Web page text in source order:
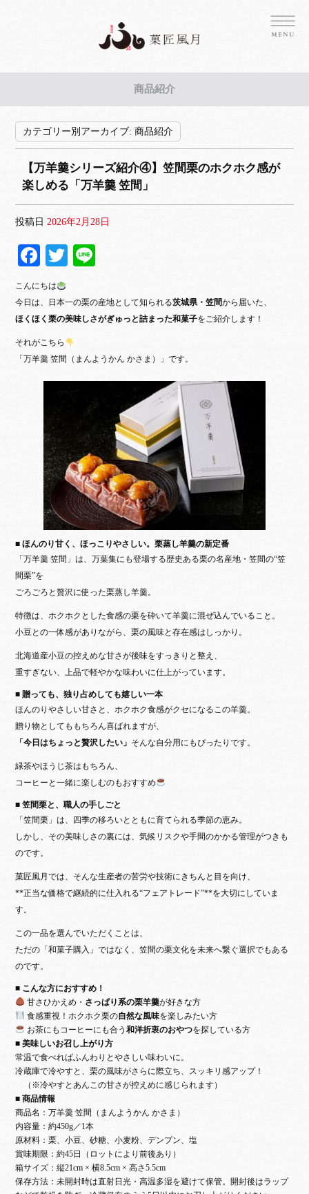
商品紹介
カテゴリー別アーカイブ:商品紹介
【万羊羹シリーズ紹介④】笠間栗のホクホク感が
楽しめる「万羊羹 笠間」
投稿日 2026年2月28日
Fa
ce
bo
ok
T
tte
r
こんにちは
今日は、日本一の栗の産地として知られる茨城県・笠間から届いた、
ほくほく栗の美味しさがぎゅっと詰まった和菓子をご紹介します！
それがこちら
「万羊羹 笠間（まんようかん かさま）」です。
■ ほんのり甘く、ほっこりやさしい。栗蒸し羊羹の新定番
「万羊羹 笠間」は、万葉集にも登場する歴史ある栗の名産地・笠間の“笠
間栗”を
ごろごろと贅沢に使った栗蒸し羊羹。
特徴は、ホクホクとした食感の栗を砕いて羊羹に混ぜ込んでいること 。
小豆との一体感がありながら、栗の風味と存在感はしっかり。
北海道産小豆の控えめな甘さが後味をすっきりと整え、
重すぎない、上品で軽やかな味わいに仕上がっています。
■ 贈っても、独り占めしても嬉しい一本
ほんのりやさしい甘さと、ホクホク食感がクセになるこの羊羹。
贈り物としてももちろん喜ばれますが、
「今日はちょっと贅沢したい」 そんな自分用にもぴったりです。
緑茶やほうじ茶はもちろん、
コーヒーと一緒に楽しむのもおすすめ
■ 笠間栗と、職人の手しごと
「笠間栗」は、四季の移ろいとともに育てられる季節の恵み。
しかし、その美味しさの裏には、気候リスクや手間のかかる管理がつきも
のです。
菓匠風月では、そんな生産者の苦労や技術にきちんと目を向け、
**正当な価格で継続的に仕入れる“フェアトレード”**を大切にしていま
す。
この一品を選んでいただくことは、
ただの「和菓子購入」ではなく、笠間の栗文化を未来へ繋ぐ選択でもある
のです。
■ こんな方におすすめ！
甘さひかえめ・ さっぱり系の栗羊羹が好きな方
食感重視！ホクホク栗の自然な風味を楽しみたい方
お茶にもコーヒーにも合う和洋折衷のおやつを探している方
■ 美味しいお召し上がり方
常温で食べればふんわりとやさしい味わいに。
冷蔵庫で冷やすと、栗の風味がさらに際立ち、スッキリ感アップ！
（※冷やすとあんこの甘さが控えめに感じられます）
■ 商品情報
商品名：万羊羹 笠間（まんようかん かさま）
内容量：約450g／1本
原材料：栗、小豆、砂糖、小麦粉、デンプン、塩
賞味期限：約45日（ロットにより前後あり）
箱サイズ：縦21cm × 横8.5cm × 高さ5.5cm
保存方法：未開封時は直射日光・高温多湿を避けて保管。開封後はラップ